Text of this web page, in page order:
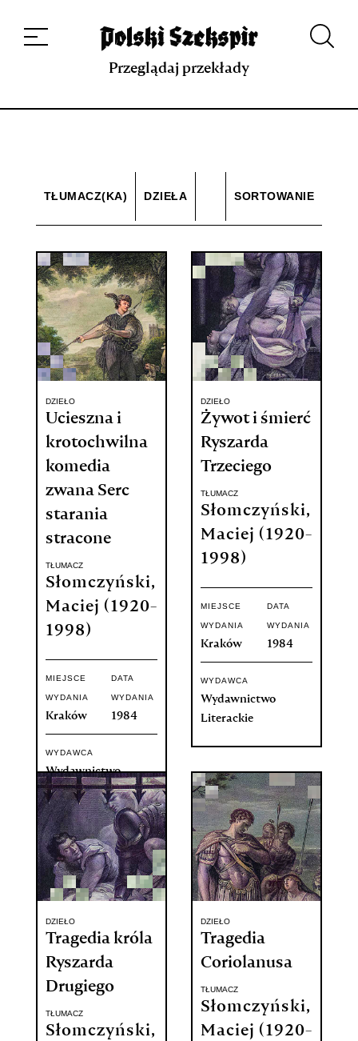
projekcie
Kontakt Indeks strony Aplikacja
Repozytorium XIX w.
Przeglądaj przekłady
TŁUMACZ(KA) DZIEŁA SORTOWANIE
DZIEŁO
Ucieszna i
krotochwilna
komedia
zwana Serc
starania
stracone
TŁUMACZ
Słomczyński,
Maciej (1920-
1998)
MIEJSCE
WYDANIA
Kraków
DATA
WYDANIA
1984
WYDAWCA
Wydawnictwo
Literackie
DZIEŁO
Żywot i śmierć
Ryszarda
Trzeciego
TŁUMACZ
Słomczyński,
Maciej (1920-
1998)
MIEJSCE
WYDANIA
Kraków
DATA
WYDANIA
1984
WYDAWCA
Wydawnictwo
Literackie
DZIEŁO
Tragedia króla
Ryszarda
Drugiego
TŁUMACZ
Słomczyński,
DZIEŁO
Tragedia
Coriolanusa
TŁUMACZ
Słomczyński,
Maciej (1920-